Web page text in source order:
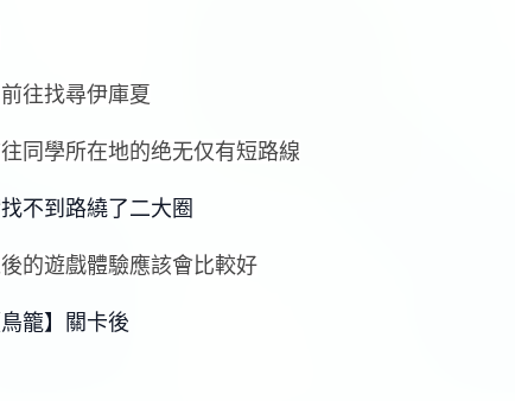
往找尋伊庫夏
同學所在地的绝无仅有短路線
不到路繞了二大圈
的遊戲體驗應該會比較好
籠】關卡後